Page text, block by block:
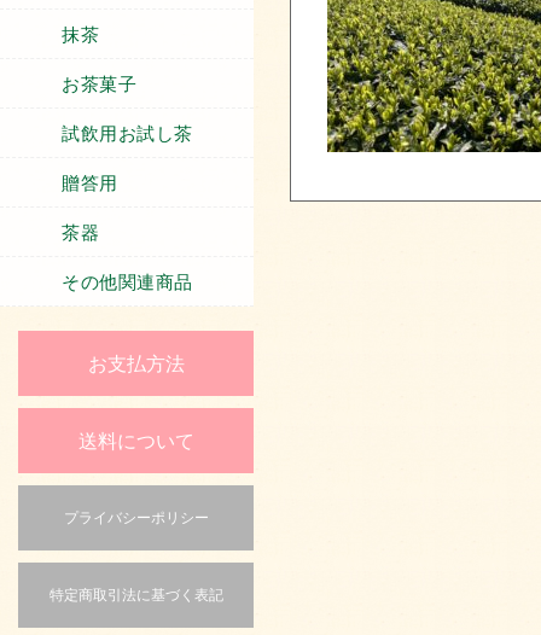
抹茶
お茶菓子
試飲用お試し茶
贈答用
茶器
その他関連商品
お支払方法
送料について
プライバシーポリシー
特定商取引法に基づく表記